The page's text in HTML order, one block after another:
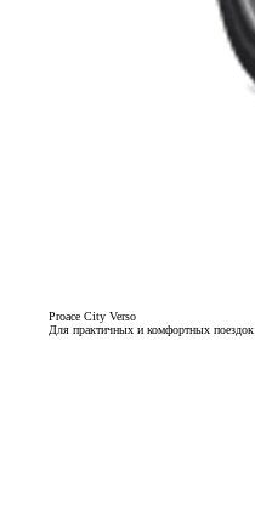
Proace City Verso
Для практичных и комфортных поездок